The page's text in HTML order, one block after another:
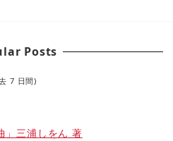
Posts
7 日間)
」三浦しをん 著